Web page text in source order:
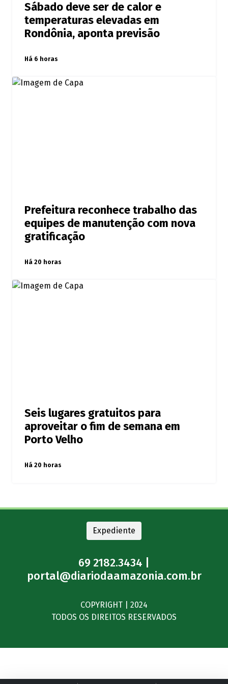
Sábado deve ser de calor e
temperaturas elevadas em
Rondônia, aponta previsão
Há 6 horas
Prefeitura reconhece trabalho das
equipes de manutenção com nova
gratificação
Há 20 horas
Seis lugares gratuitos para
aproveitar o fim de semana em
Porto Velho
Há 20 horas
Expediente
69 2182.3434 |
portal@diariodaamazonia.com.br
COPYRIGHT | 2024
TODOS OS DIREITOS RESERVADOS